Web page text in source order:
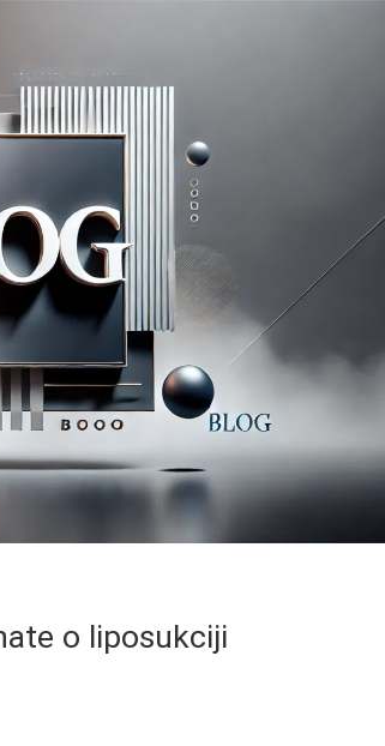
o liposukciji